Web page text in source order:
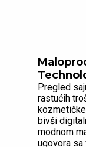
Pregled
rastućih
bivši
modnom
ugovora